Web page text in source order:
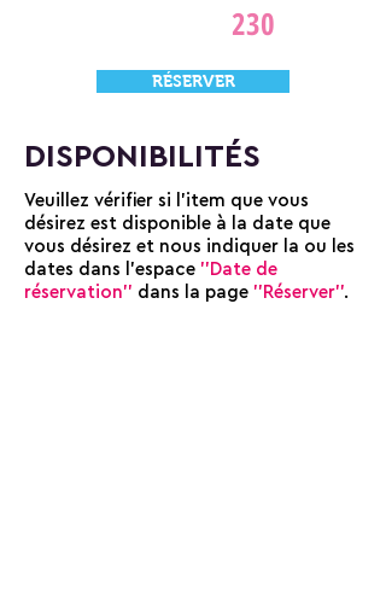
230
RÉSERVER
DISPONIBILITÉS
Veuillez vérifier si l'item que vous
désirez est disponible à la date que
vous désirez et nous indiquer la ou les
dates dans l'espace ''Date de
réservation'' dans la page ''Réserver''.